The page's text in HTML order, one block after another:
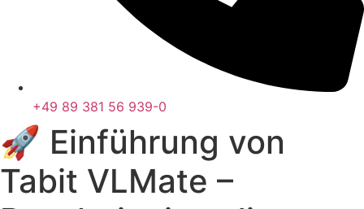
+49 89 381 56 939-0
🚀 Einführung von
Tabit VLMate –